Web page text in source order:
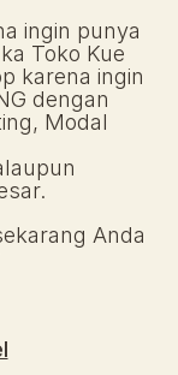
ingin punya
Toko Kue
karena ingin
dengan
Modal
Anda